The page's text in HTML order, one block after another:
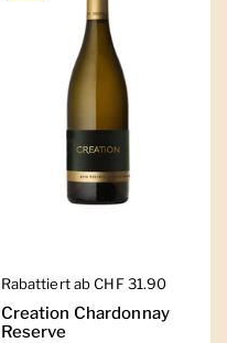
Regulärer Preis
Rabattiert ab CHF 31.90
Creation Chardonnay
Reserve